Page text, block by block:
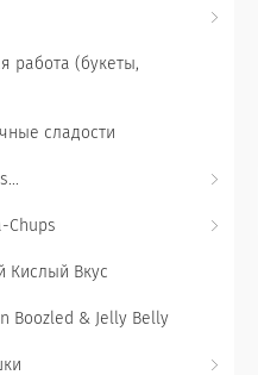
работа (букеты,
сладости
Chups
Кислый Вкус
Boozled & Jelly Belly